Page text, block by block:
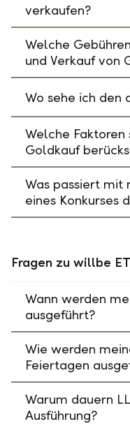
verkaufen?
Welche
und Verkauf von
Wo sehe ich den
Welche
Goldkauf
Was passiert mit
eines Konkurses
Fragen zu willbe
Wann werden
ausgeführt?
Wie werden
Feiertagen
Warum dauern
Ausführung?